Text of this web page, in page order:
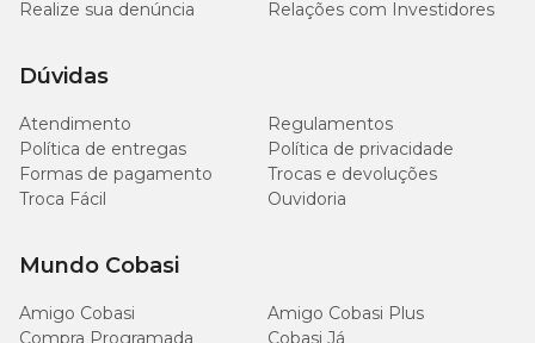
secar em varal, à sombra, na posição horizontal.
Medidas aproximadas
Tamanho Comprimento Largura
P
M
G
Realize sua denúncia
Relações com Investidores
Dúvidas
Atendimento
Regulamentos
Política de entregas
Política de privacidade
Formas de pagamento
Trocas e devoluções
Troca Fácil
Ouvidoria
Mundo Cobasi
Amigo Cobasi
Amigo Cobasi Plus
Compra Programada
Cobasi Já